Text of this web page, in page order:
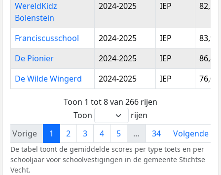
WereldKidz
Bolenstein
2024-2025 IEP 82,11
Franciscusschool 2024-2025 IEP
83,95
De Pionier
2024-2025 IEP
86,89
De Wilde Wingerd
2024-2025 IEP 76,00
Toon 1 tot 8 van 266 rijen
Toon
rijen
Vorige
1 2 3 4 5 … 34 Volgende
De tabel toont de gemiddelde scores per type toets en per
schooljaar voor schoolvestigingen in de gemeente Stichtse
Vecht.